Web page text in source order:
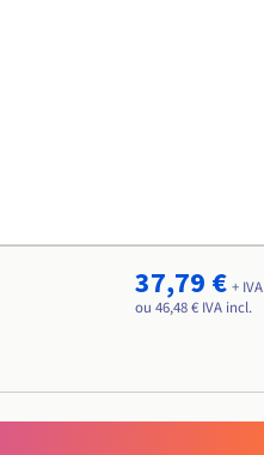
37,79 € + IVA
ou 46,48 € IVA incl.